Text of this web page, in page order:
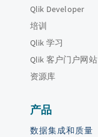
Qlik Developer
培训
Qlik 学习
Qlik 客户门户网站
资源库
产品
数据集成和质量